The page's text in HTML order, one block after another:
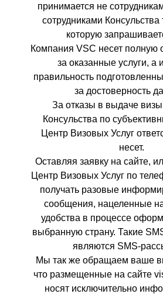
принимается не
сотрудниками Консульства
которую
Компания VSC несет полную
за оказанные услуги, а
правильность
за достоверность
За отказы в выдаче
Консульства по
Центр Визовых Услуг
несет.
Оставляя заявку на сайте,
Центр Визовых Услуг по
получать разовые
сообщения, нацеленные
удобства в процессе
выбранную страну. Такие
являются SMS-
Мы так же обращаем ваше
что размещенные на сайте
носят исключительно